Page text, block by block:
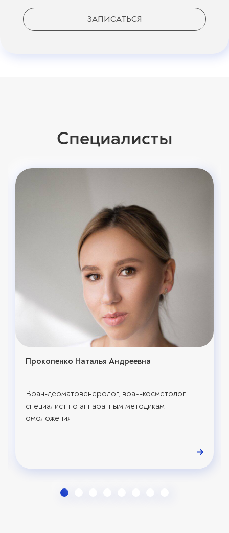
ЗАПИСАТЬСЯ
Специалисты
Прокопенко Наталья Андреевна
Врач-дерматовенеролог, врач-косметолог,
специалист по аппаратным методикам
омоложения